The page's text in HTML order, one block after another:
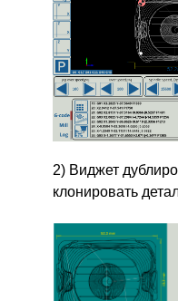
2) Виджет
клонировать